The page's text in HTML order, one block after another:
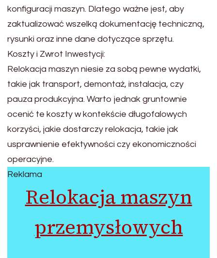
konfiguracji maszyn. Dlatego ważne jest, aby
zaktualizować wszelką dokumentację techniczną,
rysunki oraz inne dane dotyczące sprzętu.
Koszty i Zwrot Inwestycji:
Relokacja maszyn niesie za sobą pewne wydatki,
takie jak transport, demontaż, instalacja, czy
pauza produkcyjna. Warto jednak gruntownie
ocenić te koszty w kontekście długofalowych
korzyści, jakie dostarczy relokacja, takie jak
usprawnienie efektywności czy ekonomiczności
operacyjne.
Reklama
Relokacja maszyn
przemysłowych